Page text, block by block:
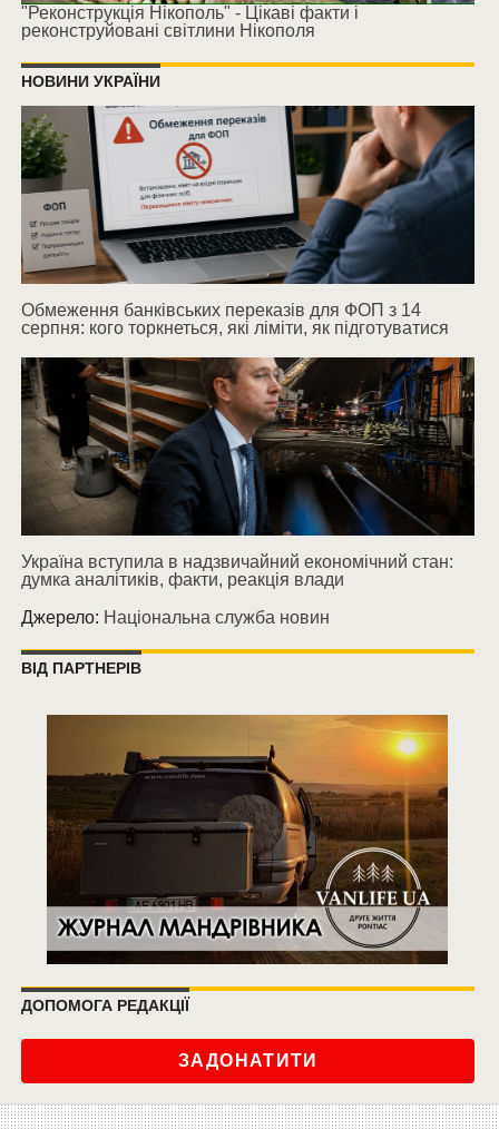
"Реконструкція Нікополь" - Цікаві факти і
реконструйовані світлини Нікополя
НОВИНИ УКРАЇНИ
Обмеження банківських переказів для ФОП з 14
серпня: кого торкнеться, які ліміти, як підготуватися
Україна вступила в надзвичайний економічний стан:
думка аналітиків, факти, реакція влади
Джерело: Національна служба новин
ВІД ПАРТНЕРІВ
ДОПОМОГА РЕДАКЦІЇ
ЗАДОНАТИТИ